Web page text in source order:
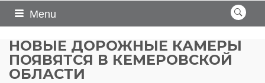
Menu
НОВЫЕ ДОРОЖНЫЕ КАМЕРЫ
ПОЯВЯТСЯ В КЕМЕРОВСКОЙ
ОБЛАСТИ